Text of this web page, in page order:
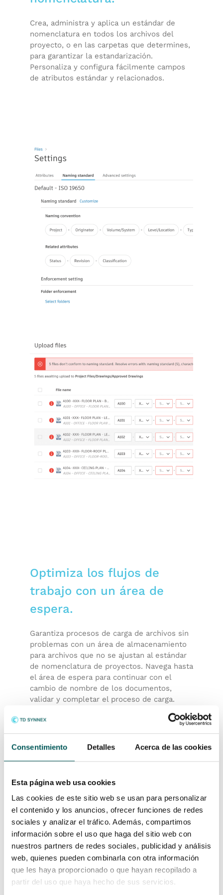
Consentimiento Detalles Acerca de las cookies
Esta página web usa cookies
Las cookies de este sitio web se usan para personalizar
el contenido y los anuncios, ofrecer funciones de redes
sociales y analizar el tráfico. Además, compartimos
información sobre el uso que haga del sitio web con
nuestros partners de redes sociales, publicidad y análisis
web, quienes pueden combinarla con otra información
que les haya proporcionado o que hayan recopilado a
partir del uso que haya hecho de sus servicios.
Crea, administra y aplica un estándar de
nomenclatura en todos los archivos del
proyecto, o en las carpetas que determines,
para garantizar la estandarización.
Personaliza y configura fácilmente campos
de atributos estándar y relacionados.
Optimiza los flujos de
trabajo con un área de
espera.
Garantiza procesos de carga de archivos sin
problemas con un área de almacenamiento
para archivos que no se ajustan al estándar
de nomenclatura de proyectos. Navega hasta
el área de espera para continuar con el
cambio de nombre de los documentos,
validar y completar el proceso de carga.
Validar el estándar de
nomenclatura.
Un validador garantiza que los archivos
cargados se ajusten al estándar de